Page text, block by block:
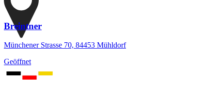
Breintner
Münchener Strasse 70, 84453 Mühldorf
Geöffnet